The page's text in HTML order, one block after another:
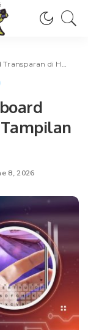
Tampilan Lebih Keren
8, 2026